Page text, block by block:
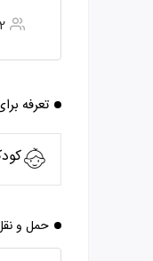
2 نفره
تعرفه
حمل و